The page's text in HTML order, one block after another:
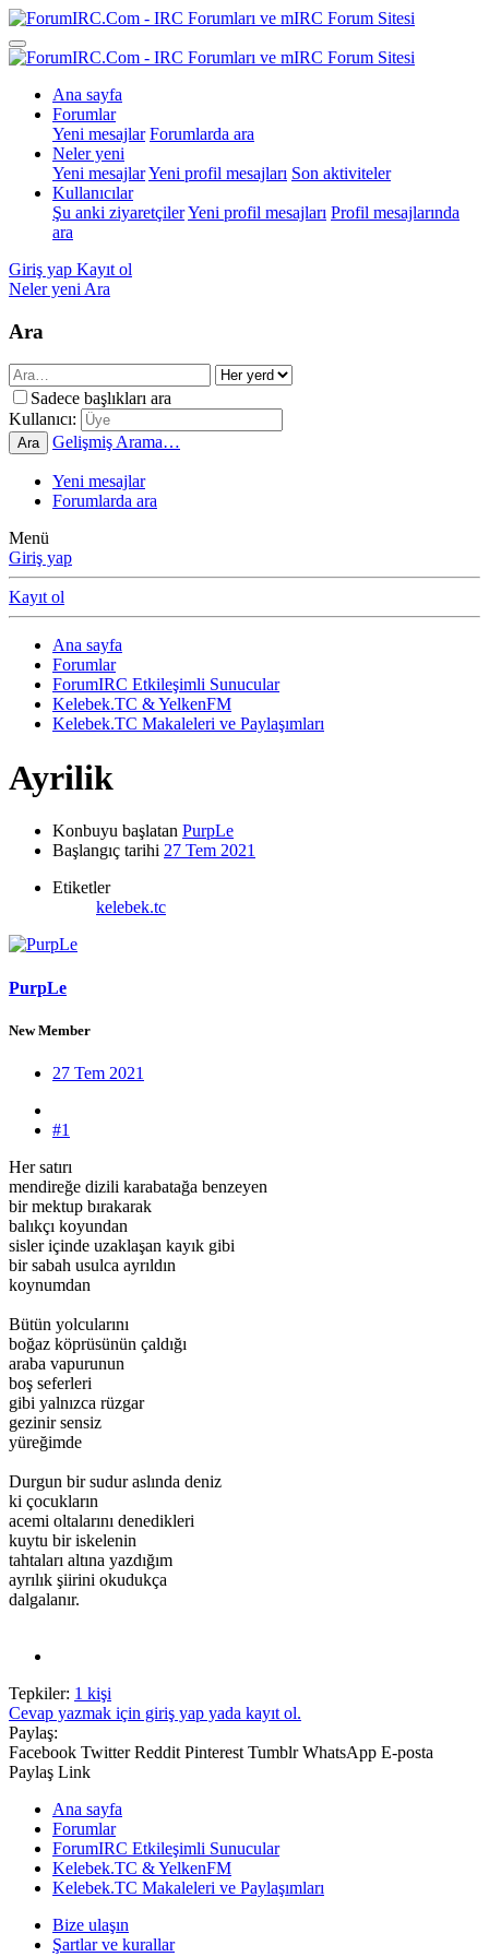
Ana sayfa
Forumlar
Yeni mesajlar Forumlarda ara
Neler yeni
Yeni mesajlarYeni profil mesajları Son aktiviteler
Kullanıcılar
Şu anki ziyaretçilerYeni profil mesajları Profil mesajlarında
ara
Giriş yap Kayıt ol
Neler yeni Ara
Ara
Sadece başlıkları ara
Kullanıcı:
Ara Gelişmiş Arama…
Yeni mesajlar
Forumlarda ara
Menü
Giriş yap
Kayıt ol
Ana sayfa
Forumlar
ForumIRC Etkileşimli Sunucular
Kelebek.TC & YelkenFM
Kelebek.TC Makaleleri ve Paylaşımları
Ayrilik
Konbuyu başlatan PurpLe
Başlangıç tarihi 27 Tem 2021
Etiketler
kelebek.tc
PurpLe
New Member
27 Tem 2021
#1
Her satırı
mendireğe dizili karabatağa benzeyen
bir mektup bırakarak
balıkçı koyundan
sisler içinde uzaklaşan kayık gibi
bir sabah usulca ayrıldın
koynumdan
Bütün yolcularını
boğaz köprüsünün çaldığı
araba vapurunun
boş seferleri
gibi yalnızca rüzgar
gezinir sensiz
yüreğimde
Durgun bir sudur aslında deniz
ki çocukların
acemi oltalarını denedikleri
kuytu bir iskelenin
tahtaları altına yazdığım
ayrılık şiirini okudukça
dalgalanır.
Tepkiler: 1 kişi
Cevap yazmak için giriş yap yada kayıt ol.
Paylaş:
Facebook Twitter Reddit Pinterest Tumblr WhatsApp E-posta
Paylaş Link
Ana sayfa
Forumlar
ForumIRC Etkileşimli Sunucular
Kelebek.TC & YelkenFM
Kelebek.TC Makaleleri ve Paylaşımları
Bize ulaşın
Şartlar ve kurallar